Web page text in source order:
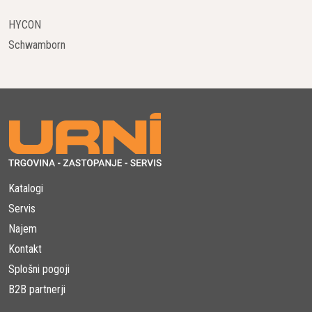
Dolgotrajna Vzdržljivost
Zgrajeni za vzdržljivost, hidravlični drobilniki Epiroc prenesejo
zagotavljata, da so ta orodja investicija, ki se izplača na dolgi
Prednosti Uporabe Hidravličnih Drobilnikov
Epiroc v Vašem Projektu
Povečanje Produktivnosti
Z izjemno močjo in učinkovitostjo hidravlični drobilniki Epiroc
napora. Ta hitrost in učinkovitost ne samo povečata
produktivnost, ampak tudi zmanjšata skupne stroške projekta.
Zmanjšanje Operativnih Stroškov
HYCON
Schwamborn
Katalogi
Servis
Najem
Kontakt
Splošni pogoji
B2B partnerji